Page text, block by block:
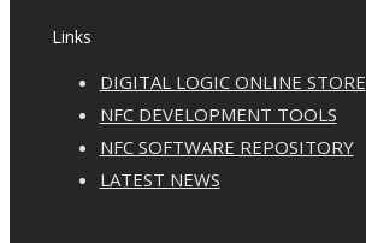
Links
DIGITAL LOGIC ONLINE STORE
NFC DEVELOPMENT TOOLS
NFC SOFTWARE REPOSITORY
LATEST NEWS